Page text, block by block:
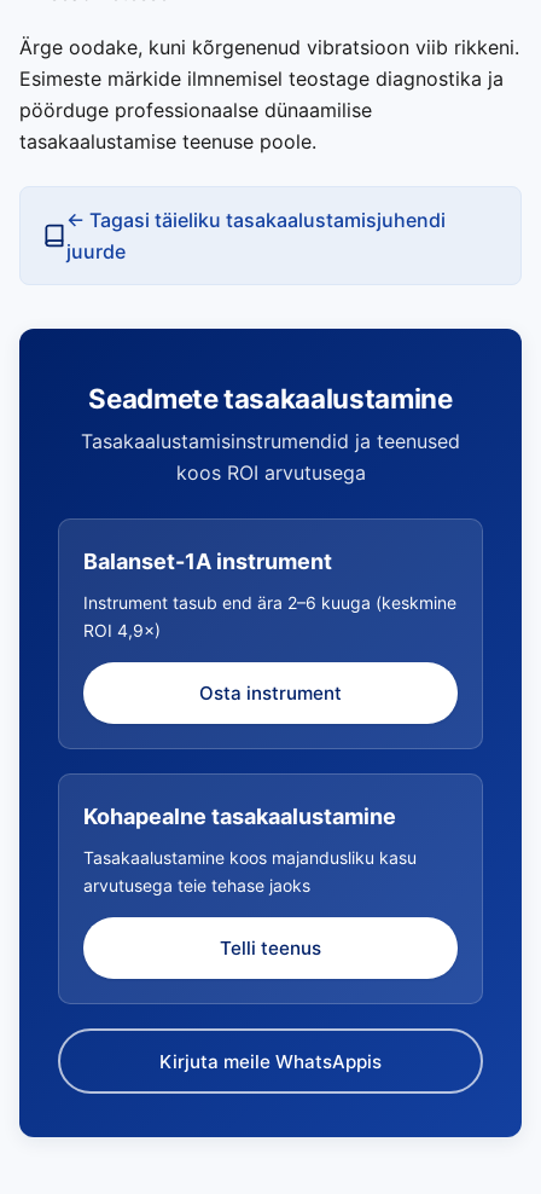
Ärge oodake, kuni kõrgenenud vibratsioon viib rikkeni.
Esimeste märkide ilmnemisel teostage diagnostika ja
pöörduge professionaalse dünaamilise
tasakaalustamise teenuse poole.
← Tagasi täieliku tasakaalustamisjuhendi
juurde
Seadmete tasakaalustamine
Tasakaalustamisinstrumendid ja teenused
koos ROI arvutusega
Balanset-1A instrument
Instrument tasub end ära 2–6 kuuga (keskmine
ROI 4,9×)
Osta instrument
Kohapealne tasakaalustamine
Tasakaalustamine koos majandusliku kasu
arvutusega teie tehase jaoks
Telli teenus
Kirjuta meile WhatsAppis